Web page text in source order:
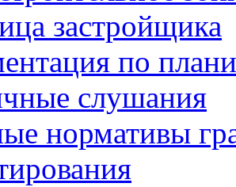
застройщика
по
слушания
нормативы